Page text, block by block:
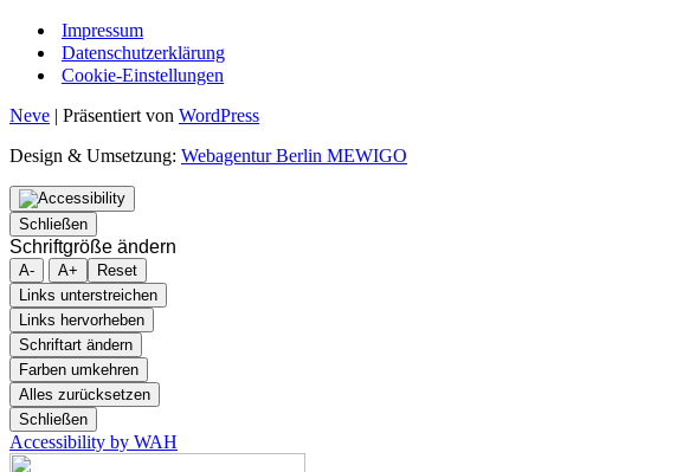
Impressum
Datenschutzerklärung
Cookie-Einstellungen
Neve | Präsentiert von WordPress
Design & Umsetzung: Webagentur Berlin MEWIGO
Schließen
Schriftgröße ändern
A- A+
Reset
Links unterstreichen
Links hervorheben
Schriftart ändern
Farben umkehren
Alles zurücksetzen
Schließen
Accessibility by WAH